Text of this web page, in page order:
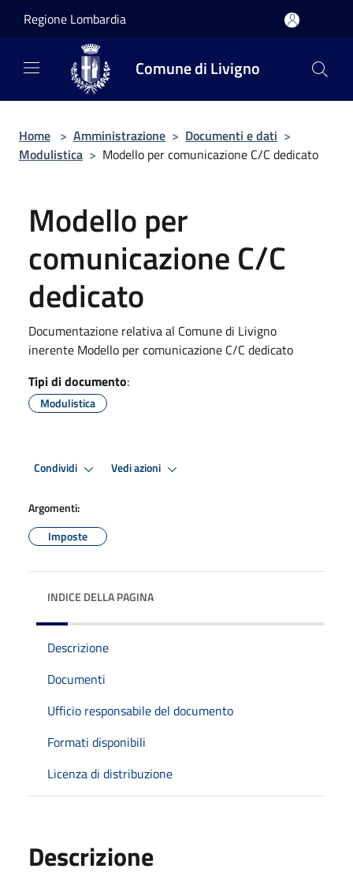
Regione Lombardia
Comune di Livigno
Home > Amministrazione > Documenti e dati >
Modulistica > Modello per comunicazione C/C dedicato
Modello per
comunicazione C/C
dedicato
Documentazione relativa al Comune di Livigno
inerente Modello per comunicazione C/C dedicato
Tipi di documento:
Modulistica
Condividi Vedi azioni
Argomenti:
Imposte
INDICE DELLA PAGINA
Descrizione
Documenti
Ufficio responsabile del documento
Formati disponibili
Licenza di distribuzione
Descrizione